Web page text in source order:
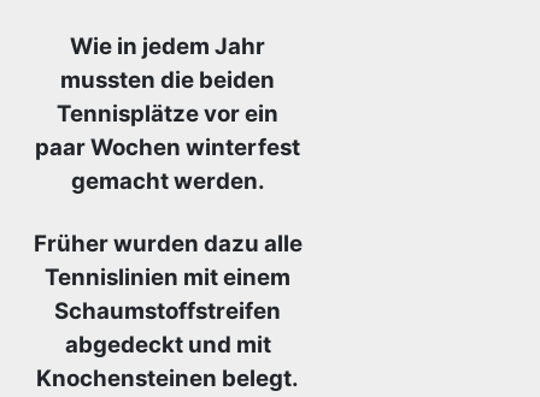
Wie in jedem Jahr
mussten die beiden
Tennisplätze vor ein
paar Wochen winterfest
gemacht werden.
Früher wurden dazu alle
Tennislinien mit einem
Schaumstoffstreifen
abgedeckt und mit
Knochensteinen belegt.